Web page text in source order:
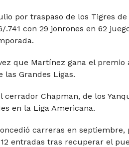
por traspaso de los Tigres
.741 con 29 jonrones en 62
que Martínez gana el
las Grandes Ligas.
cerrador Chapman, de los
en la Liga Americana.
carreras en
entradas tras recuperar el